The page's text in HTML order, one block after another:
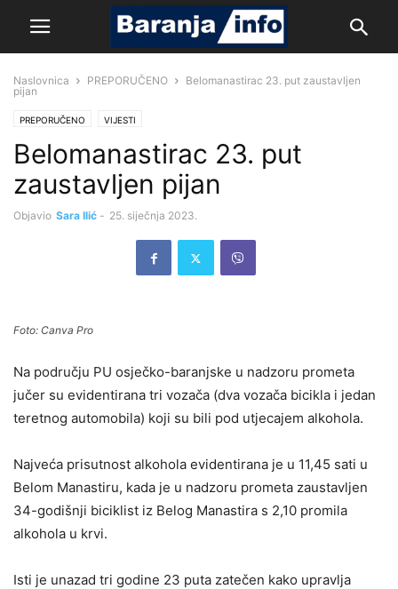
Naslovnica PREPORUČENO
Belomanastirac 23. put zaustavljen
pijan
PREPORUČENO VIJESTI
Belomanastirac 23. put
zaustavljen pijan
Objavio Sara Ilić - 25. siječnja 2023.
Foto: Canva Pro
Na području PU osječko-baranjske u nadzoru prometa
jučer su evidentirana tri vozača (dva vozača bicikla i jedan
teretnog automobila) koji su bili pod utjecajem alkohola.
Najveća prisutnost alkohola evidentirana je u 11,45 sati u
Belom Manastiru, kada je u nadzoru prometa zaustavljen
34-godišnji biciklist iz Belog Manastira s 2,10 promila
alkohola u krvi.
Isti je unazad tri godine 23 puta zatečen kako upravlja